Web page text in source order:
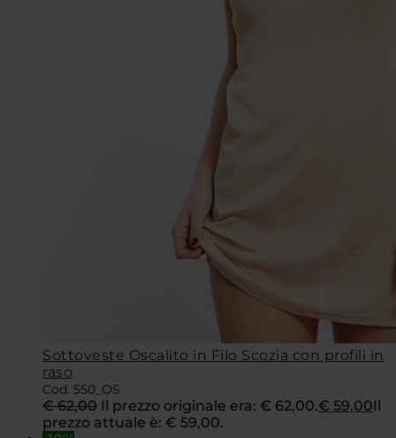
Sottoveste Oscalito in Filo Scozia con profili in
raso
Cod. 550_OS
€62,00 Il prezzo originale era: € 62,00.€ 59,00Il
prezzo attuale è: € 59,00.